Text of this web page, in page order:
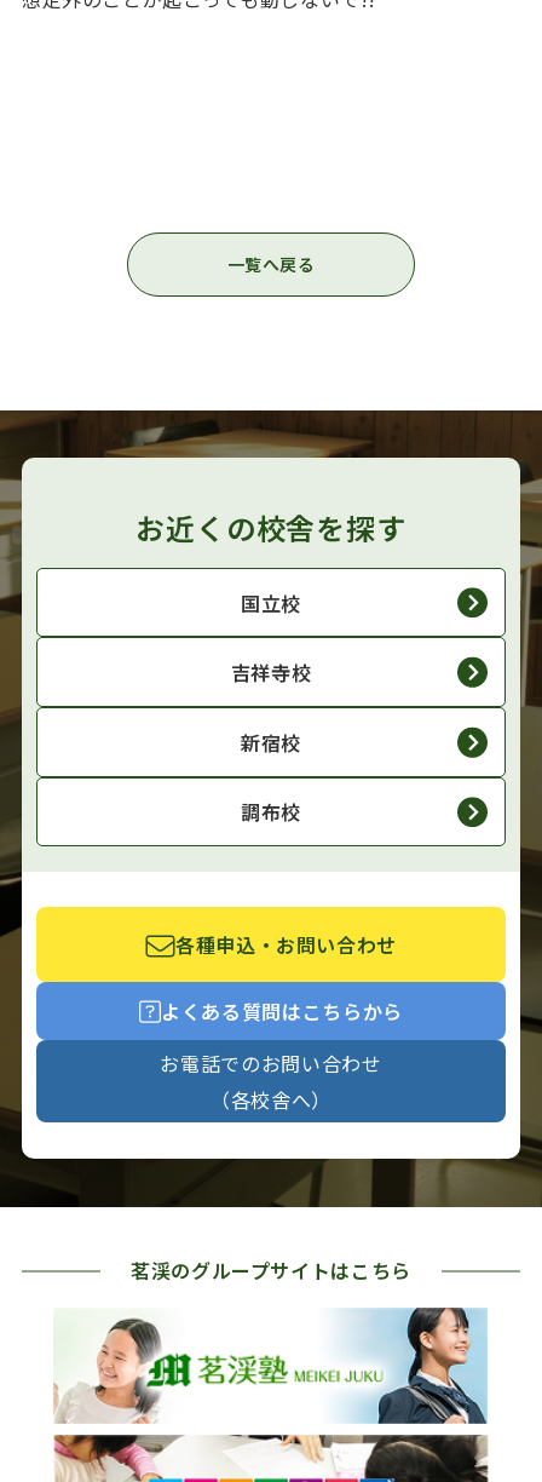
一覧へ戻る
お近くの校舎を探す
国立校
吉祥寺校
新宿校
調布校
各種申込・お問い合わせ
よくある質問はこちらから
お電話でのお問い合わせ
（各校舎へ）
茗渓のグループサイトはこちら